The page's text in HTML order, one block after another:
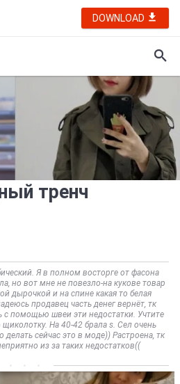
DOWNLOAD
тренч
Я в полном восторге от фасона
но вот мне не повезло-на кукове товар
дырочкой и на спине какая то белая
продавец часть денег вернёт, тк
с помощью швеи эти недостатки. Учтите
На 40-42 брала s. Сел очень
сейчас это в моде)) Растроена, тк
из за таких недостатков((